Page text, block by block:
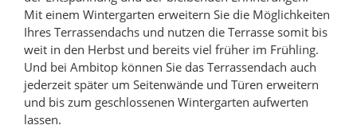
Mit einem Wintergarten erweitern Sie die Möglichkeiten
Ihres Terrassendachs und nutzen die Terrasse somit bis
weit in den Herbst und bereits viel früher im Frühling.
Und bei Ambitop können Sie das Terrassendach auch
jederzeit später um Seitenwände und Türen erweitern
und bis zum geschlossenen Wintergarten aufwerten
lassen.